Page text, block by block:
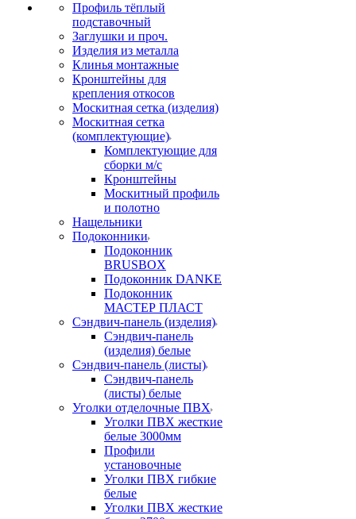
Профиль тёплый
подставочный
Заглушки и проч.
Изделия из металла
Клинья монтажные
Кронштейны для
крепления откосов
Москитная сетка (изделия)
Москитная сетка
(комплектующие)
Комплектующие для
сборки м/с
Кронштейны
Москитный профиль
и полотно
Нащельники
Подоконники
Подоконник
BRUSBOX
Подоконник DANKE
Подоконник
МАСТЕР ПЛАСТ
Сэндвич-панель (изделия)
Сэндвич-панель
(изделия) белые
Сэндвич-панель (листы)
Сэндвич-панель
(листы) белые
Уголки отделочные ПВХ
Уголки ПВХ жесткие
белые 3000мм
Профили
установочные
Уголки ПВХ гибкие
белые
Уголки ПВХ жесткие